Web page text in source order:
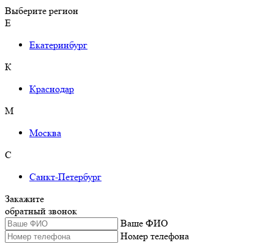
Выберите регион
Е
Екатеринбург
К
Краснодар
М
Москва
С
Санкт-Петербург
Закажите
обратный звонок
Ваше ФИО
Номер телефона